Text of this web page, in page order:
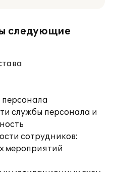
следующие
службы персонала и
сотрудников:
мероприятий